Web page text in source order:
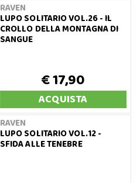
RAVEN
LUPO SOLITARIO VOL.26 - IL
CROLLO DELLA MONTAGNA DI
SANGUE
€ 17,90
ACQUISTA
RAVEN
LUPO SOLITARIO VOL.12 -
SFIDA ALLE TENEBRE